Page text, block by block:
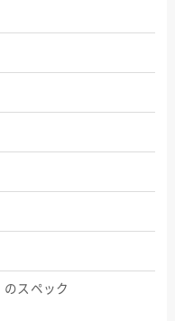
のスペック